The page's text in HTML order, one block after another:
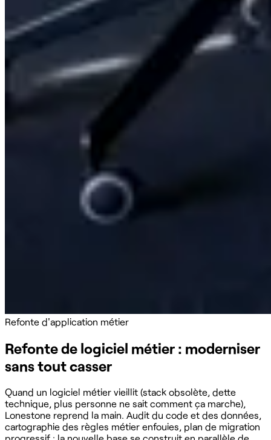
Refonte d'application métier
Refonte de logiciel métier : moderniser
sans tout casser
Quand un logiciel métier vieillit (stack obsolète, dette
technique, plus personne ne sait comment ça marche),
Lonestone reprend la main. Audit du code et des données,
cartographie des règles métier enfouies, plan de migration